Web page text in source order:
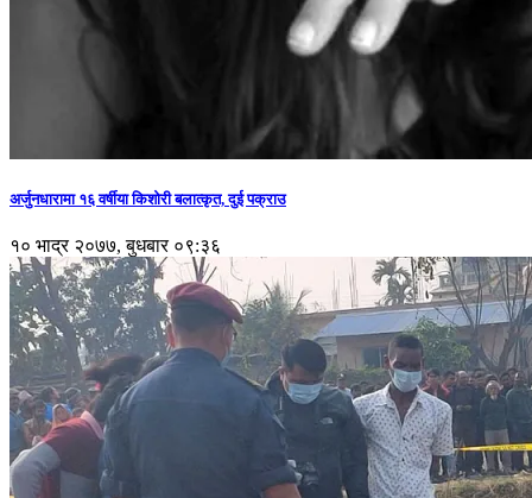
अर्जुनधारामा १६ वर्षीया किशोरी बलात्कृत, दुई पक्राउ
१० भाद्र २०७७, बुधबार ०९:३६